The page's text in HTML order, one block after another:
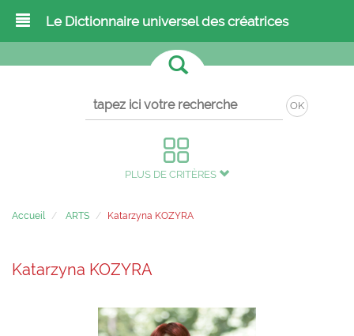
Le Dictionnaire universel des créatrices
OK
PLUS DE CRITÈRES
Accueil ARTS Katarzyna KOZYRA
Katarzyna KOZYRA